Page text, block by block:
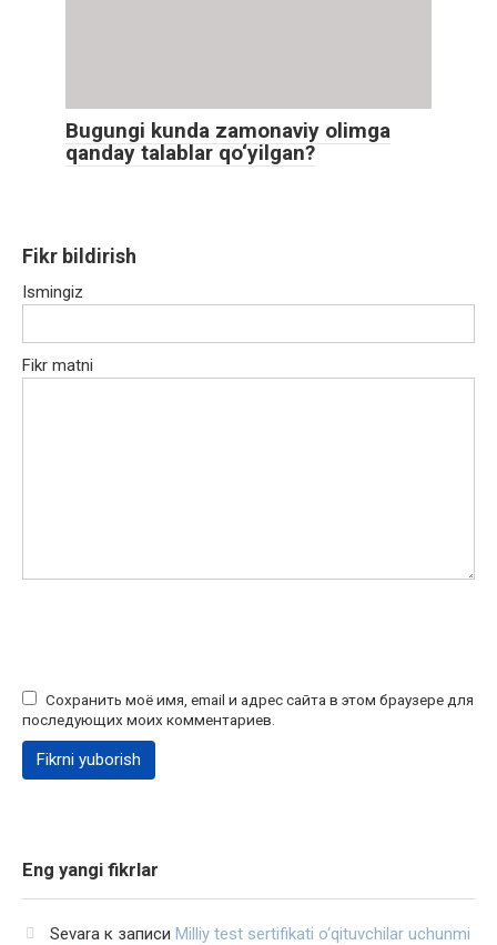
Bugungi kunda zamonaviy olimga
qanday talablar qo‘yilgan?
Fikr bildirish
Ismingiz
Fikr matni
Сохранить моё имя, email и адрес сайта в этом браузере для
последующих моих комментариев.
Eng yangi fikrlar
Sevara к записи Milliy test sertifikati o‘qituvchilar uchunmi